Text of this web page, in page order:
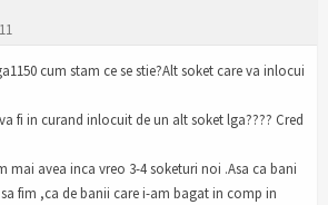
cum stam ce se stie?Alt soket care va inlocui
fi in curand inlocuit de un alt soket lga???? Cred
mai avea inca vreo 3-4 soketuri noi .Asa ca bani
fim ,ca de banii care i-am bagat in comp in